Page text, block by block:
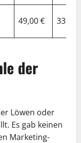
49,00 € 33%
der
Löwen oder
Es gab keinen
Marketing-